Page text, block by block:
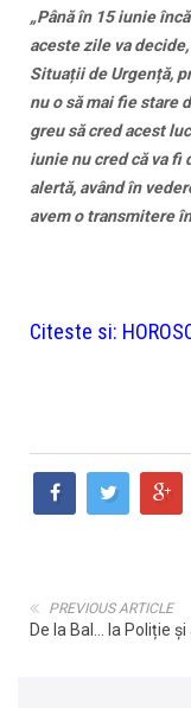
„Până în 15 iunie
aceste zile va
Situații de Urgență,
nu o să mai fie stare
greu să cred acest
iunie nu cred că va fi
alertă, având în
avem o transmitere
Citeste si:
PREVIOUS ARTICLE
De la Bal… la Poliție